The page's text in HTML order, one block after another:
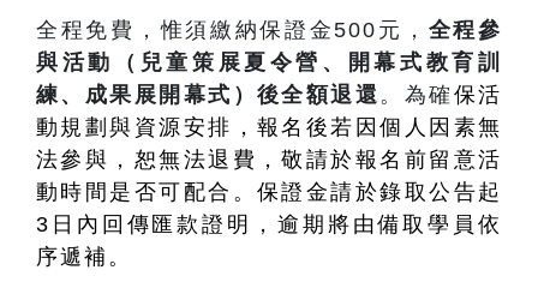
全程免費，惟須繳納保證金500元， 全程參
與活動（兒童策展夏令營、開幕式教育訓
練、成果展開幕式）後全額退還 。為確 保活
動規劃與資源安排，報名後若因個人因素無
法參與，恕無法退費，敬請於報名前留意活
動時間是否可配合。保證金請於錄取公告起
3日內回傳匯款證明，逾期將由備取學員依
序遞補。